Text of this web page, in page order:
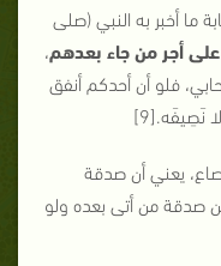
ما أخبر به النبي (صلى
أجر من جاء بعدهم،
فلو أن أحدكم أنفق
يعني أن صدقة
صدقة من أتى بعده ولو